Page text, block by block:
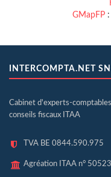
GMapFP
INTERCOMPTA.NET
Cabinet d'experts-
conseils fiscaux ITAA
TVA BE 0844.590.975
Agréation ITAA n°